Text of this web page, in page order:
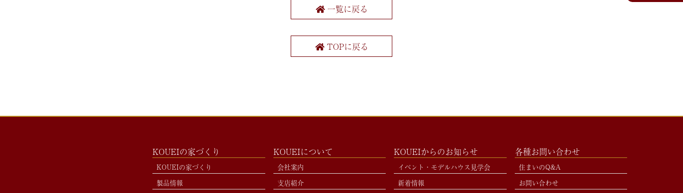
一覧に戻る
TOPに戻る
KOUEIの家づくり
KOUEIの家づくり
製品情報
KOUEIについて
会社案内
支店紹介
KOUEIからのお知らせ
イベント・モデルハウス見学会
新着情報
各種お問い合わせ
住まいのQ&A
お問い合わせ